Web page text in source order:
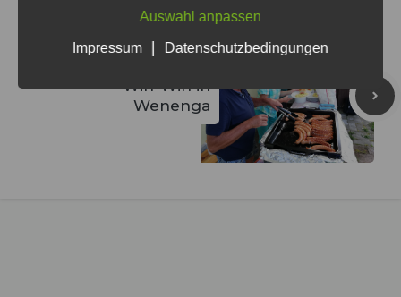
Win-Win in
Wenenga
Auswahl anpassen
Impressum | Datenschutzbedingungen